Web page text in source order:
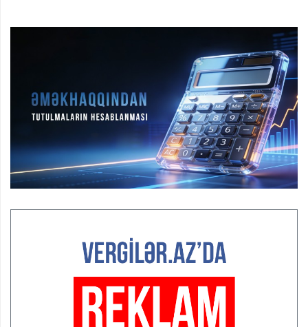
fəaliyyət dayanır”MÜSAHİBƏ
Nicat İmanov: "Vergi qanunvericiliyinə dəyişikliklər sahibkarlıq
mühitinin yaxşılaşdırılmasına xidmət edir"MÜSAHİBƏ
Aytən Kərimova: “Məqsədimiz daha inklüziv iş mühiti
yaratmaq, çevik və öyrənən komanda formalaşdırmaqdır”
MÜSAHİBƏ
Azərbaycanda dövlət-özəl tərəfdaşlığı çərçivəsində həyata
keçirilən ilk pilot layihəVİDEO
Aydın Hüseynov: “Əsrin müqaviləsi” Azərbaycanın iqtisadi